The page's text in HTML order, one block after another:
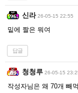
신라 26-05-15 22:55
밑에 짤은 뭐여
답글
청청루 26-05-15
작성자님은 왜 70개 빼